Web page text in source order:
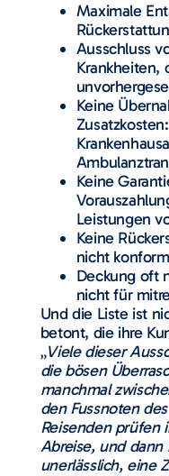
Maximale
Ausschluss
Krankheiten,
Keine
Keine
Leistungen
Keine
nicht
Deckung oft
nicht für
Und die Liste ist
betont, die ihre
„Viele dieser
die bösen
manchmal
den Fussnoten
Reisenden prüfen
Abreise, und dann
unerlässlich, eine